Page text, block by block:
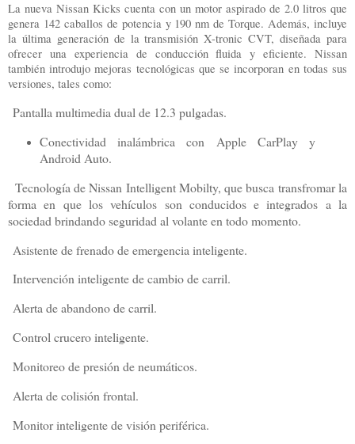
La nueva Nissan Kicks cuenta con un motor aspirado de 2.0 litros que
genera 142 caballos de potencia y 190 nm de Torque. Además, incluye
la última generación de la transmisión X-tronic CVT, diseñada para
ofrecer una experiencia de conducción fluida y eficiente. Nissan
también introdujo mejoras tecnológicas que se incorporan en todas sus
versiones, tales como:
Pantalla multimedia dual de 12.3 pulgadas.
Conectividad inalámbrica con Apple CarPlay y
Android Auto.
Tecnología de Nissan Intelligent Mobilty, que busca transfromar la
forma en que los vehículos son conducidos e integrados a la
sociedad brindando seguridad al volante en todo momento.
Asistente de frenado de emergencia inteligente.
Intervención inteligente de cambio de carril.
Alerta de abandono de carril.
Control crucero inteligente.
Monitoreo de presión de neumáticos.
Alerta de colisión frontal.
Monitor inteligente de visión periférica.